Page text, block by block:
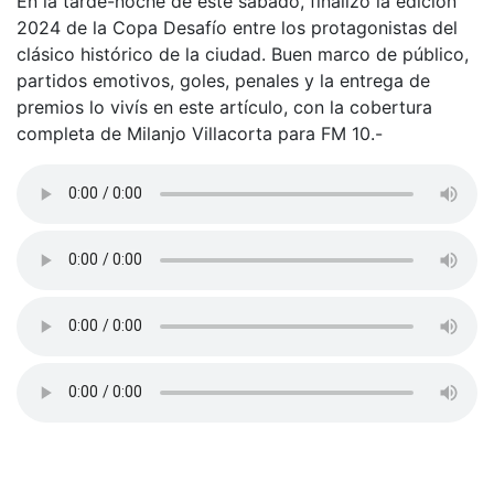
2024 de la Copa Desafío entre los protagonistas del
clásico histórico de la ciudad. Buen marco de público,
partidos emotivos, goles, penales y la entrega de
premios lo vivís en este artículo, con la cobertura
completa de Milanjo Villacorta para FM 10.-